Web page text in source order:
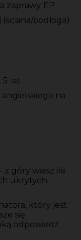
zaprawy EP
podłoga)
5 lat
na
z góry wiesz ile
ukrytych
który jest
się
odpowiedź